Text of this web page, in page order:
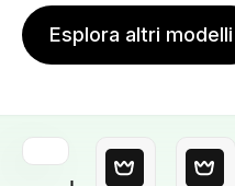
Esplora altri modelli